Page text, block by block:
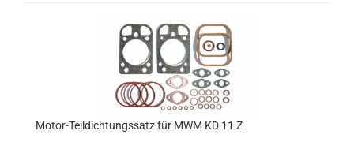
Motor-Teildichtungssatz für MWM KD 11 Z